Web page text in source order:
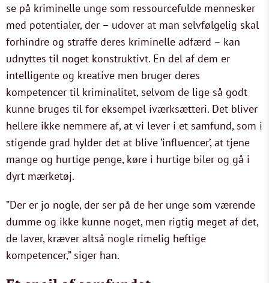
se på kriminelle unge som ressourcefulde mennesker
med potentialer, der – udover at man selvfølgelig skal
forhindre og straffe deres kriminelle adfærd – kan
udnyttes til noget konstruktivt. En del af dem er
intelligente og kreative men bruger deres
kompetencer til kriminalitet, selvom de lige så godt
kunne bruges til for eksempel iværksætteri. Det bliver
hellere ikke nemmere af, at vi lever i et samfund, som i
stigende grad hylder det at blive ’influencer’, at tjene
mange og hurtige penge, køre i hurtige biler og gå i
dyrt mærketøj.
”Der er jo nogle, der ser på de her unge som værende
dumme og ikke kunne noget, men rigtig meget af det,
de laver, kræver altså nogle rimelig heftige
kompetencer,” siger han.